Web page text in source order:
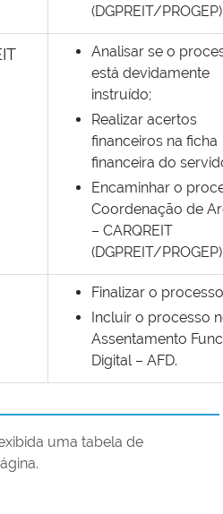
(DGPREIT/
Analisar se o
está devidamente
instruído;
Realizar acertos
financeiros na ficha
financeira do
Encaminhar o
Coordenação de
– CARQREIT
(DGPREIT/
Finalizar o
Incluir o processo
Assentamento
Digital – AFD.
uma tabela de